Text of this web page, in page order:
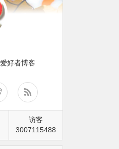
好者博客
访客
3007115488